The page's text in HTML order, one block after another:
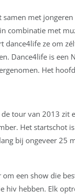
samen met
combinatie met
dance4life ze om
Dance4life is een
Het
tour van 2013
Het startschot
bij ongeveer 25
om een show die
hiv hebben. Elk